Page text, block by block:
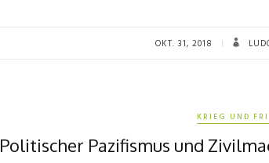
OKT. 31, 2018
KRIEG UND
Politischer Pazifismus und